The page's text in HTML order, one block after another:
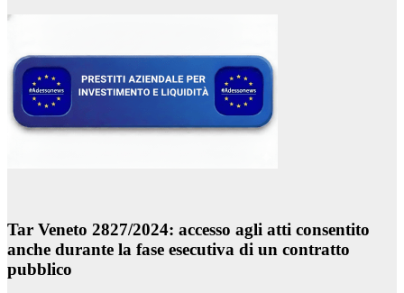
Tar Veneto 2827/2024: accesso agli atti consentito
anche durante la fase esecutiva di un contratto
pubblico